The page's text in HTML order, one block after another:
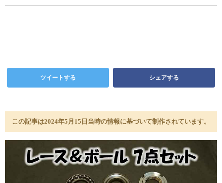
ツイートする シェアする
この記事は2024年5月15日当時の情報に基づいて制作されています。